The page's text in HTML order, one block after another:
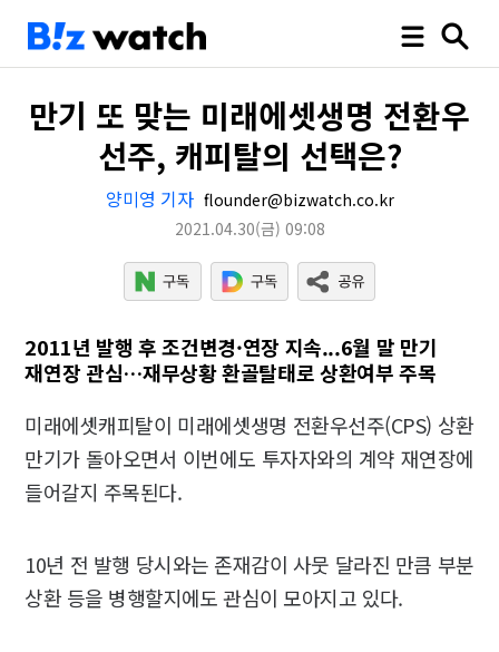
만기 또 맞는 미래에셋생명 전환우
선주, 캐피탈의 선택은?
양미영 기자 flounder@bizwatch.co.kr
2021.04.30(금) 09:08
2011년 발행 후 조건변경·연장 지속...6월 말 만기
재연장 관심…재무상황 환골탈태로 상환여부 주목
미래에셋캐피탈이 미래에셋생명 전환우선주(CPS) 상환
만기가 돌아오면서 이번에도 투자자와의 계약 재연장에
들어갈지 주목된다.
10년 전 발행 당시와는 존재감이 사뭇 달라진 만큼 부분
상환 등을 병행할지에도 관심이 모아지고 있다.